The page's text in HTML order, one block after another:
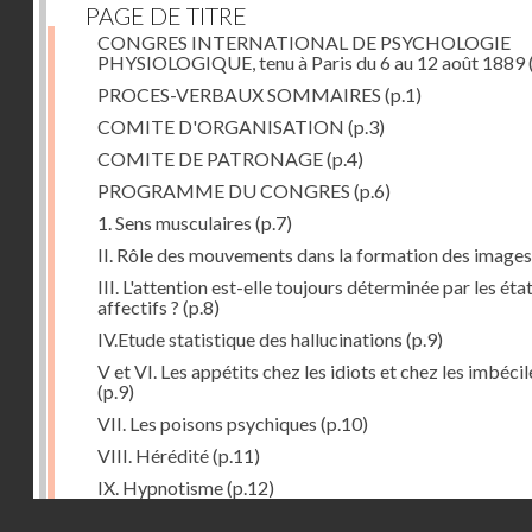
PAGE DE TITRE
CONGRES INTERNATIONAL DE PSYCHOLOGIE
PHYSIOLOGIQUE, tenu à Paris du 6 au 12 août 1889
PROCES-VERBAUX SOMMAIRES (p.1)
COMITE D'ORGANISATION (p.3)
COMITE DE PATRONAGE(p.4)
PROGRAMME DU CONGRES (p.6)
1. Sens musculaires (p.7)
II. Rôle des mouvements dans la formation des images
III. L'attention est-elle toujours déterminée par les
affectifs ? (p.8)
IV.Etude statistique des hallucinations (p.9)
V et VI. Les appétits chez les idiots et chez les
(p.9)
VII. Les poisons psychiques (p.10)
VIII. Hérédité(p.11)
IX. Hypnotisme(p.12)